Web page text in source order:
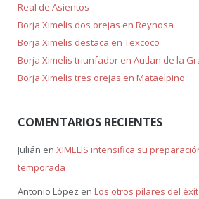
Real de Asientos
Borja Ximelis dos orejas en Reynosa
Borja Ximelis destaca en Texcoco
Borja Ximelis triunfador en Autlan de la
Borja Ximelis tres orejas en Mataelpino
COMENTARIOS RECIENTES
Julián en XIMELIS intensifica su
temporada
Antonio López en Los otros pilares del